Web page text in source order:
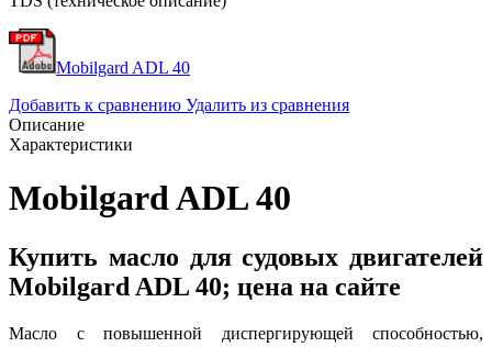
Mobilgard ADL 40
Добавить к сравнению Удалить из сравнения
Описание
Характеристики
Mobilgard ADL 40
Купить масло для судовых двигателей
Mobilgard ADL 40; цена на сайте
Масло с повышенной диспергирующей способностью,